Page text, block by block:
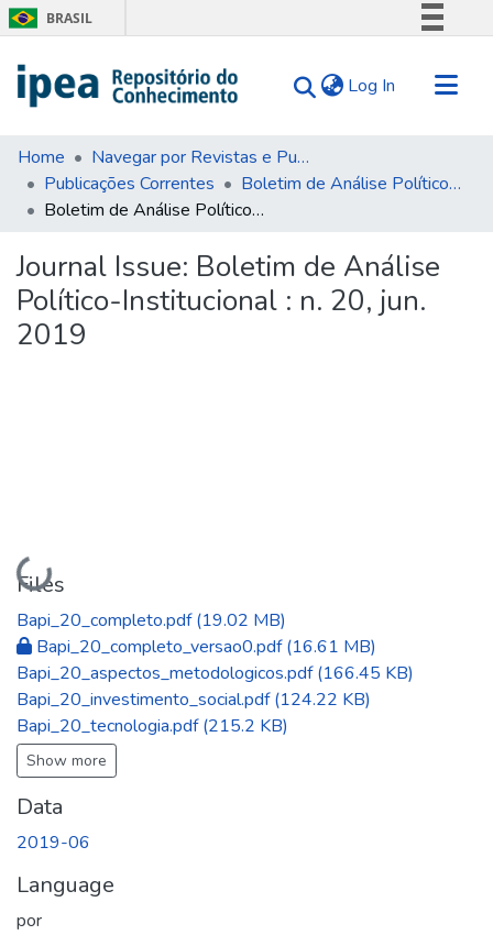
BRASIL
Comunica BR
Acesso à informação
Legislação
Log In (current)
Communities & Collections
Search for
Statistics
Tips
About Us
Home
Navegar por Revistas e Publicações Seriadas
Publicações Correntes
Boletim de Análise Político-Institucional (BAPI)
Boletim de Análise Político-Institucional : n. 20, jun. 2019
Journal Issue: Boletim de Análise
Político-Institucional : n. 20, jun.
2019
Loading...
Files
Bapi_20_completo.pdf(19.02 MB)
Bapi_20_completo_versao0.pdf(16.61 MB)
Bapi_20_aspectos_metodologicos.pdf(166.45 KB)
Bapi_20_investimento_social.pdf(124.22 KB)
Bapi_20_tecnologia.pdf(215.2 KB)
Show more
Data
2019-06
Language
por